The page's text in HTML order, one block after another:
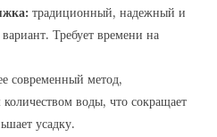
традиционный, надежный и
Требует времени на
современный метод,
воды, что сокращает
усадку.